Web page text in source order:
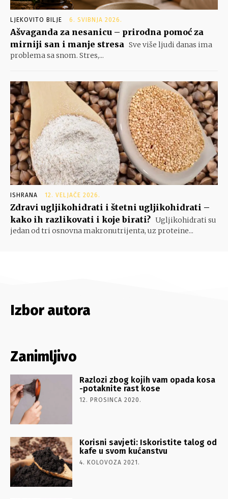
LJEKOVITO BILJE 6. SVIBNJA 2026.
Ašvaganda za nesanicu – prirodna pomoć za
mirniji san i manje stresa Sve više ljudi danas ima
problema sa snom. Stres,...
ISHRANA 12. VELJAČE 2026.
Zdravi ugljikohidrati i štetni ugljikohidrati –
kako ih razlikovati i koje birati? Ugljikohidrati su
jedan od tri osnovna makronutrijenta, uz proteine...
Izbor autora
Zanimljivo
Razlozi zbog kojih vam opada kosa
-potaknite rast kose
12. PROSINCA 2020.
Korisni savjeti: Iskoristite talog od
kafe u svom kućanstvu
4. KOLOVOZA 2021.